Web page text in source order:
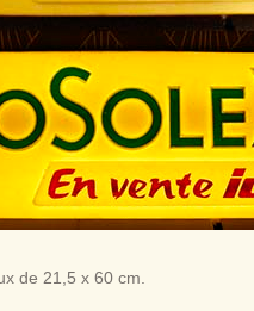
de 21,5 x 60 cm.